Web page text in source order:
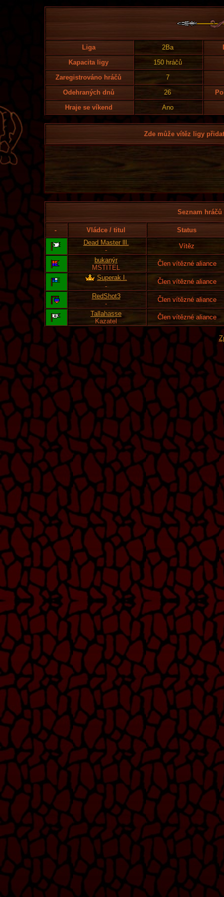
Liga 2Ba
Kapacita ligy
150 hráčů
Zaregistrováno hráčů
7
Odehraných dnů
26
Hraje se víkend
Ano
Zde může vítěz ligy
Seznam
- Vládce / titul
Status
Dead Master lll.
-
Vítěz
bukanýr
MSTITEL
Člen vítězné aliance
Superak I.
-
Člen vítězné aliance
RedShot3
-
Člen vítězné aliance
Tallahasse
Kazatel
Člen vítězné aliance